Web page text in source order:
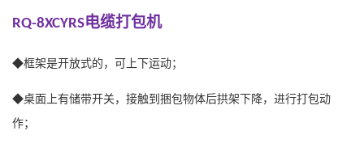
RQ-8XCYRS电缆打包机
◆框架是开放式的，可上下运动；
◆桌面上有储带开关，接触到捆包物体后拱架下降，进行打包动
作；